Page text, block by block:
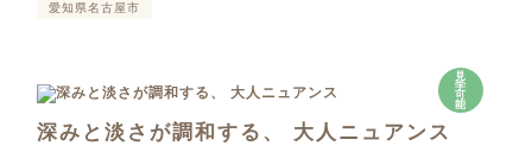
愛知県名古屋市
見
学
可
能
深みと淡さが調和する、 大人ニュアンス